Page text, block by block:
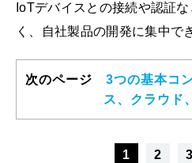
IoTデバイスとの接続や認証
く、自社製品の開発に集中で
次のページ 3つの基本コ
ス、クラウド
1 2 3